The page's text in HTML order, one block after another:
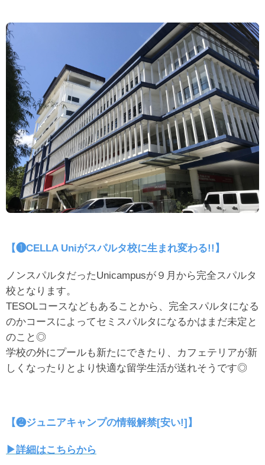
【❶CELLA Uniがスパルタ校に生まれ変わる!!】
ノンスパルタだったUnicampusが９月から完全スパルタ
校となります。
TESOLコースなどもあることから、完全スパルタになる
のかコースによってセミスパルタになるかはまだ未定と
のこと◎
学校の外にプールも新たにできたり、カフェテリアが新
しくなったりとより快適な留学生活が送れそうです◎
【❷ジュニアキャンプの情報解禁[安い!]】
▶︎詳細はこちらから